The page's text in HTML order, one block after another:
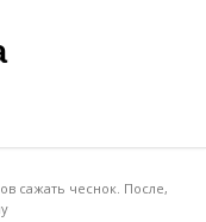
сажать чеснок. После,